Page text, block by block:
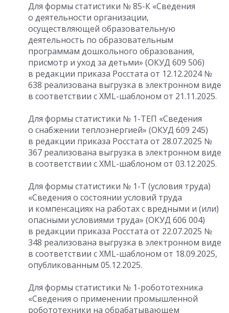
Для формы статистики № 85-К «Сведения
о деятельности организации,
осуществляющей образовательную
деятельность по образовательным
программам дошкольного образования,
присмотр и уход за детьми» (ОКУД 609 506)
в редакции приказа Росстата от 12.12.2024№
638 реализована выгрузка в электронном виде
в соответствии с XML-шаблоном от 21.11.2025.
Для формы статистики № 1-ТЕП «Сведения
о снабжении теплоэнергией» (ОКУД 609 245)
в редакции приказа Росстата от 28.07.2025 №
367 реализована выгрузка в электронном виде
в соответствии с XML-шаблоном от 03.12.2025.
Для формы статистики № 1-Т (условия труда)
«Сведения о состоянии условий труда
и компенсациях на работах с вредными и (или)
опасными условиями труда» (ОКУД 606 004)
в редакции приказа Росстата от 22.07.2025 №
348 реализована выгрузка в электронном виде
в соответствии с XML-шаблоном от 18.09.2025,
опубликованным 05.12.2025.
Для формы статистики № 1-робототехника
«Сведения о применении промышленной
робототехники на обрабатывающем